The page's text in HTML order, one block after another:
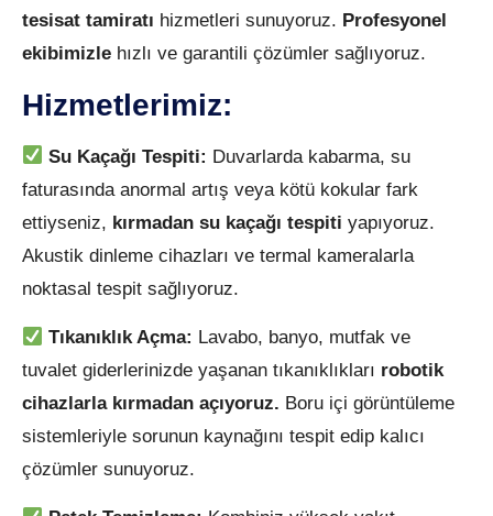
tesisat tamiratı hizmetleri sunuyoruz. Profesyonel
ekibimizle hızlı ve garantili çözümler sağlıyoruz.
Hizmetlerimiz:
Su Kaçağı Tespiti: Duvarlarda kabarma, su
faturasında anormal artış veya kötü kokular fark
ettiyseniz, kırmadan su kaçağı tespiti yapıyoruz.
Akustik dinleme cihazları ve termal kameralarla
noktasal tespit sağlıyoruz.
Tıkanıklık Açma: Lavabo, banyo, mutfak ve
tuvalet giderlerinizde yaşanan tıkanıklıkları robotik
cihazlarla kırmadan açıyoruz. Boru içi görüntüleme
sistemleriyle sorunun kaynağını tespit edip kalıcı
çözümler sunuyoruz.